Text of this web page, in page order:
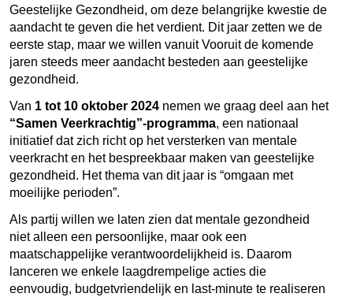
Geestelijke Gezondheid, om deze belangrijke kwestie de
aandacht te geven die het verdient. Dit jaar zetten we de
eerste stap, maar we willen vanuit Vooruit de komende
jaren steeds meer aandacht besteden aan geestelijke
gezondheid.
Van 1 tot 10 oktober 2024 nemen we graag deel aan het
“Samen Veerkrachtig”-programma, een nationaal
initiatief dat zich richt op het versterken van mentale
veerkracht en het bespreekbaar maken van geestelijke
gezondheid. Het thema van dit jaar is “omgaan met
moeilijke perioden”.
Als partij willen we laten zien dat mentale gezondheid
niet alleen een persoonlijke, maar ook een
maatschappelijke verantwoordelijkheid is. Daarom
lanceren we enkele laagdrempelige acties die
eenvoudig, budgetvriendelijk en last-minute te realiseren